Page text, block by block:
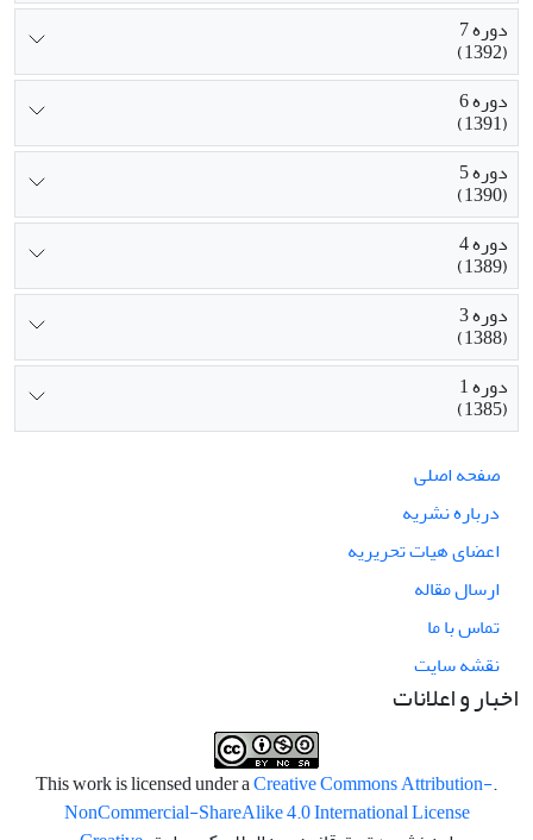
دوره 7
(1392)
دوره 6
(1391)
دوره 5
(1390)
دوره 4
(1389)
دوره 3
(1388)
دوره 1
(1385)
صفحه اصلی
درباره نشریه
اعضای هیات تحریریه
ارسال مقاله
تماس با ما
نقشه سایت
اخبار و اعلانات
.This work is licensed under a
Creative Commons Attribution-
NonCommercial-ShareAlike 4.0 International License